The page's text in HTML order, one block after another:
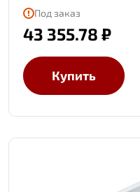
Под заказ
43 355.78 ₽
Купить